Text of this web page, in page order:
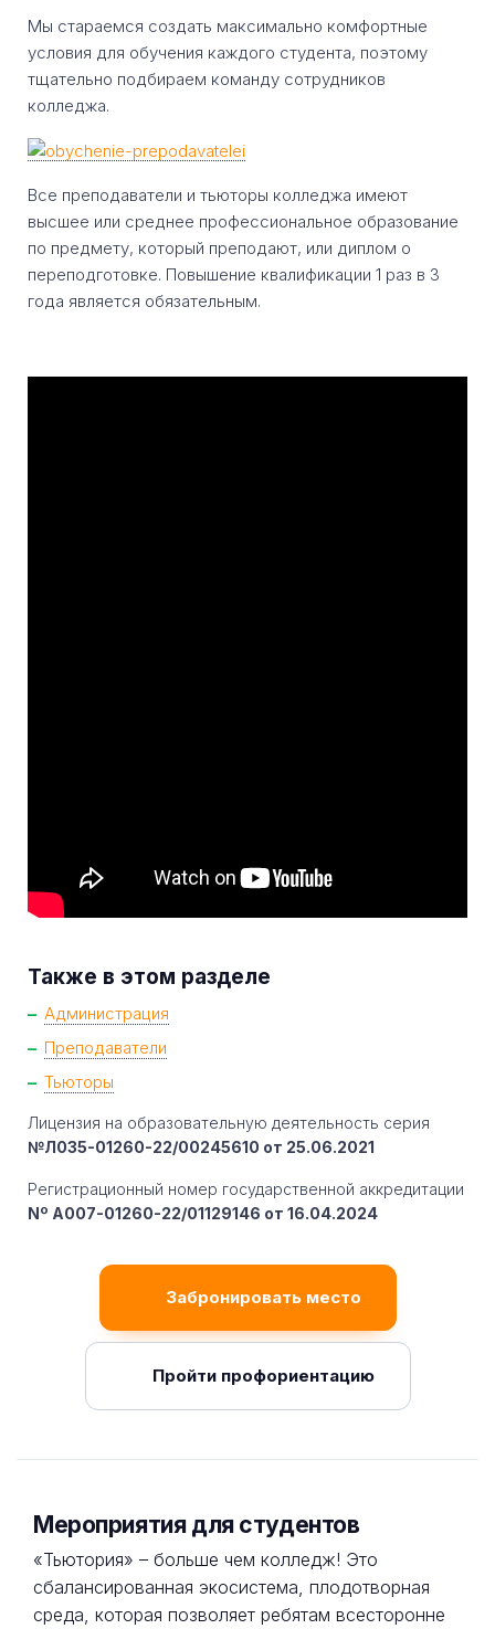
Мы стараемся создать максимально комфортные
условия для обучения каждого студента, поэтому
тщательно подбираем команду сотрудников
колледжа.
Все преподаватели и тьюторы колледжа имеют
высшее или среднее профессиональное образование
по предмету, который преподают, или диплом о
переподготовке. Повышение квалификации 1 раз в 3
года является обязательным.
Также в этом разделе
Администрация
Преподаватели
Тьюторы
Лицензия на образовательную деятельность серия
№Л035-01260-22/00245610 от 25.06.2021
Регистрационный номер государственной аккредитации
Nº A007-01260-22/01129146 от 16.04.2024
Забронировать место
Пройти профориентацию
Мероприятия для студентов
«Тьютория» – больше чем колледж! Это
сбалансированная экосистема, плодотворная
среда, которая позволяет ребятам всесторонне